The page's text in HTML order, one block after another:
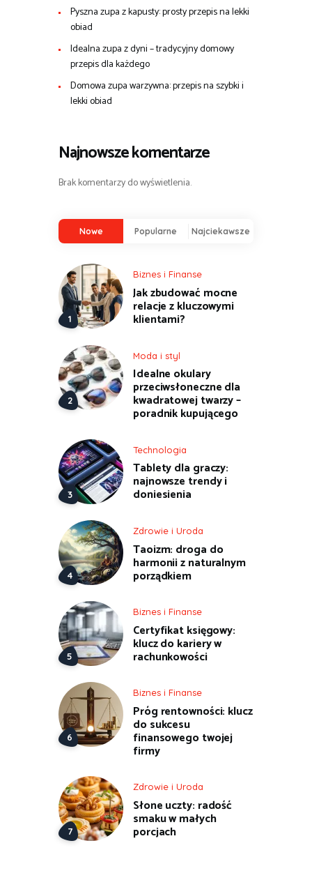
Pyszna zupa z kapusty: prosty przepis na lekki
obiad
Idealna zupa z dyni – tradycyjny domowy
przepis dla każdego
Domowa zupa warzywna: przepis na szybki i
lekki obiad
Najnowsze komentarze
Brak komentarzy do wyświetlenia.
Nowe Popularne Najciekawsze
Biznes i Finanse
Jak zbudować mocne
relacje z kluczowymi
klientami?
Moda i styl
Idealne okulary
przeciwsłoneczne dla
kwadratowej twarzy –
poradnik kupującego
Technologia
Tablety dla graczy:
najnowsze trendy i
doniesienia
Zdrowie i Uroda
Taoizm: droga do
harmonii z naturalnym
porządkiem
Biznes i Finanse
Certyfikat księgowy:
klucz do kariery w
rachunkowości
Biznes i Finanse
Próg rentowności: klucz
do sukcesu
finansowego twojej
firmy
Zdrowie i Uroda
Słone uczty: radość
smaku w małych
porcjach